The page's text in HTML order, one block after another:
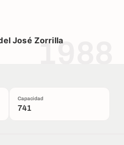
José Zorrilla1988
Capacidad
741